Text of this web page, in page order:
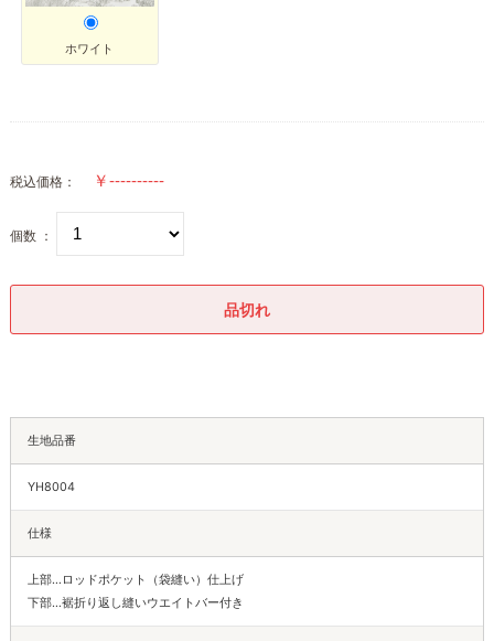
ホワイト
税込価格：
個数 ：
品切れ
生地品番
YH8004
仕様
上部…ロッドポケット（袋縫い）仕上げ
下部…裾折り返し縫いウエイトバー付き